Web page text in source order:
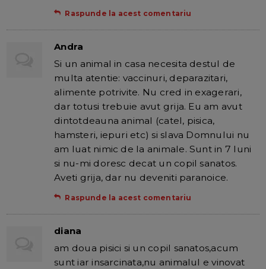
Raspunde la acest comentariu
Andra
Si un animal in casa necesita destul de
multa atentie: vaccinuri, deparazitari,
alimente potrivite. Nu cred in exagerari,
dar totusi trebuie avut grija. Eu am avut
dintotdeauna animal (catel, pisica,
hamsteri, iepuri etc) si slava Domnului nu
am luat nimic de la animale. Sunt in 7 luni
si nu-mi doresc decat un copil sanatos.
Aveti grija, dar nu deveniti paranoice.
Raspunde la acest comentariu
diana
am doua pisici si un copil sanatos,acum
sunt iar insarcinata,nu animalul e vinovat